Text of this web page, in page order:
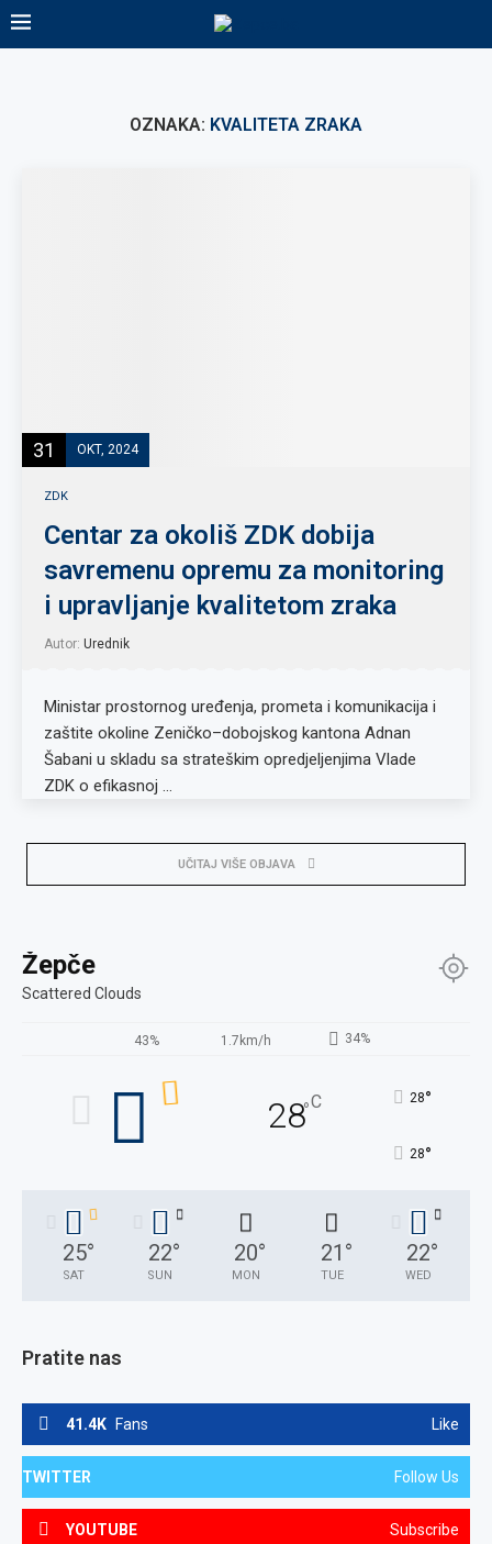
OZNAKA: KVALITETA ZRAKA
31 OKT, 2024
ZDK
Centar za okoliš ZDK dobija
savremenu opremu za monitoring
i upravljanje kvalitetom zraka
Autor: Urednik
Ministar prostornog uređenja, prometa i komunikacija i
zaštite okoline Zeničko–dobojskog kantona Adnan
Šabani u skladu sa strateškim opredjeljenjima Vlade
ZDK o efikasnoj …
UČITAJ VIŠE OBJAVA
Žepče
Scattered Clouds
43% 1.7km/h 34%
28°C 28°
28°
25°
SAT
22°
SUN
20°
MON
21 °
TUE
22°
WED
Pratite nas
41.4K Fans Like
TWITTER Follow Us
YOUTUBE Subscribe